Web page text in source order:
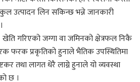
उत्पादन लिन सकिन्छ भन्ने जानकारी
खेति गरिएको जग्गा वा जमिनको क्षेत्रफल निकै
फरक प्रकृतिको हुनाले भैतिक उपस्थितिमा
तथा लागत धेरै लाग्ने हुनाले यो व्यवस्था
छ ।